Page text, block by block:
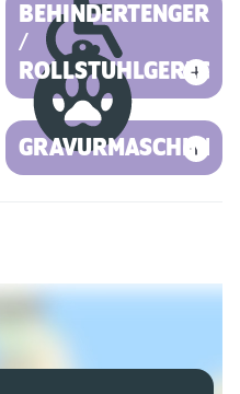
/
ROLLSTUHLGERECHT
GRAVURMASCHINE